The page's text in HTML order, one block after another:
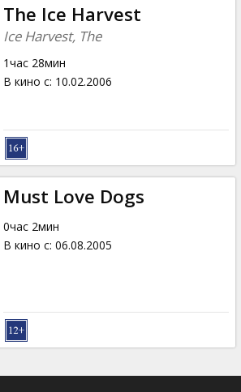
The Ice Harvest
Ice Harvest, The
1час 28мин
В кино с: 10.02.2006
Must Love Dogs
0час 2мин
В кино с: 06.08.2005